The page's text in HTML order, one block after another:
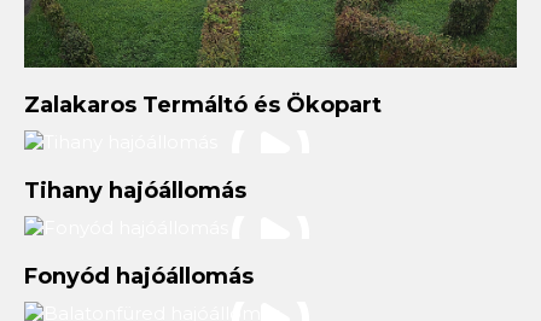
Zalakaros Termáltó és Ökopart
Tihany hajóállomás
Fonyód hajóállomás